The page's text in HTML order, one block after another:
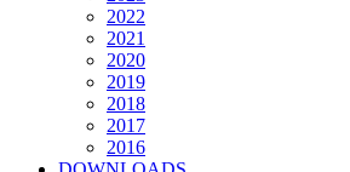
2022
2021
2020
2019
2018
2017
2016